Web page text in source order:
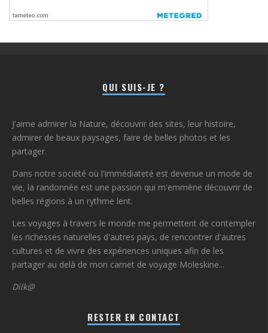
QUI SUIS-JE ?
J'aime admirer la Nature, découvrir des sites, leur histoire,
admirer de beaux paysages, faire de belles photos et les
partager.
Dans notre société où l'immédiateté est devenue un mode de
vie, la randonnée est une passion qui m'emmène découvrir de
belles régions à un rythme lent.
Les voyages à travers le monde me permettent de contempler
les richesses naturelles d'autres pays, de rencontrer d'autres
cultures et de vivre des expériences uniques afin de les
partager au delà de mon carnet de voyage Moleskine...
Dilk@
RESTER EN CONTACT